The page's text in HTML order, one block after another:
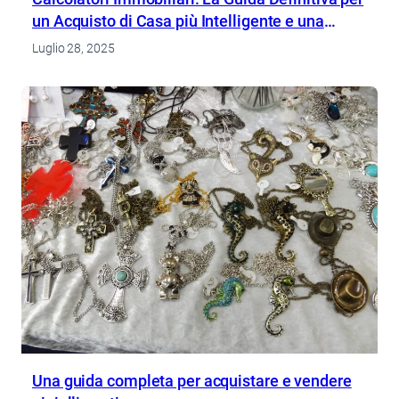
un Acquisto di Casa più Intelligente e una
Pianificazione Finanziaria
Luglio 28, 2025
Una guida completa per acquistare e vendere